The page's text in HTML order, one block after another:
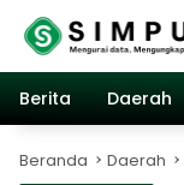
Langsung
konten
Berita
Daerah
Beranda Daerah